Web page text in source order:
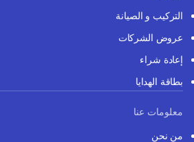
التركيب و الصيانة
عروض الشركات
إعادة شراء
بطاقة الهدايا
معلومات عنا
من نحن